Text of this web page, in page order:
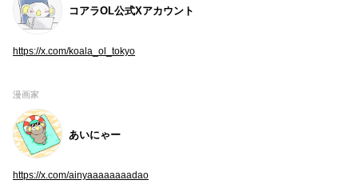
コアラOL公式Xアカウント
https://x.com/koala_ol_tokyo
漫画家
あいにゃー
https://x.com/ainyaaaaaaaadao